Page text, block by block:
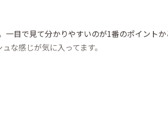
一目で見て分かりやすいのが1番のポイント
な感じが気に入ってます。